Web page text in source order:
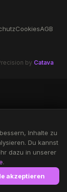
CookiesAGB
by Catava
Inhalte zu
Du kannst
dazu in unserer
.
akzeptieren